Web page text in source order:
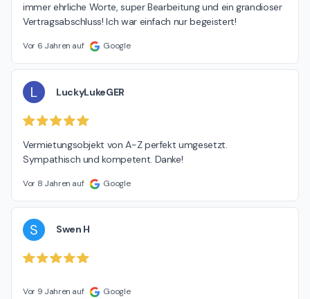
immer ehrliche Worte, super Bearbeitung und ein grandioser
Vertragsabschluss! Ich war einfach nur begeistert!
Vor 6 Jahren auf Google
L LuckyLukeGER
Vermietungsobjekt von A-Z perfekt umgesetzt.
Sympathisch und kompetent. Danke!
Vor 8 Jahren auf Google
S Swen H
Vor 9 Jahren auf Google